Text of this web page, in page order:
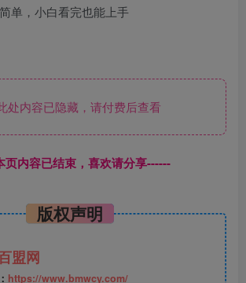
内容已隐藏，请付费后查看
页内容已结束，喜欢请分享------
版权声明
盟网
https://www.bmwcy.com/